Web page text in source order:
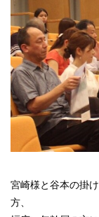
宮崎様と谷本の掛
方、